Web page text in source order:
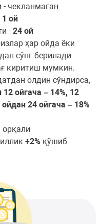
чекланмаган
1 ой
- 24 ой
ҳар ойда ёки
сўнг берилади
киритиш мумкин.
олдин сўндирса,
12 ойгача – 14%, 12
24 ойгача – 18%
орқали
+2% қўшиб